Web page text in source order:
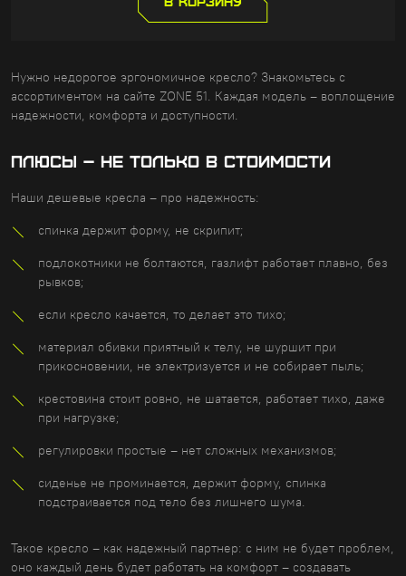
Нужно недорогое эргономичное кресло? Знакомьтесь с
ассортиментом на сайте ZONE 51. Каждая модель – воплощение
надежности, комфорта и доступности.
Плюсы – не только в стоимости
Наши дешевые кресла – про надежность:
спинка держит форму, не скрипит;
подлокотники не болтаются, газлифт работает плавно, без
рывков;
если кресло качается, то делает это тихо;
материал обивки приятный к телу, не шуршит при
прикосновении, не электризуется и не собирает пыль;
крестовина стоит ровно, не шатается, работает тихо, даже
при нагрузке;
регулировки простые – нет сложных механизмов;
сиденье не проминается, держит форму, спинка
подстраивается под тело без лишнего шума.
Такое кресло – как надежный партнер: с ним не будет проблем,
оно каждый день будет работать на комфорт – создавать